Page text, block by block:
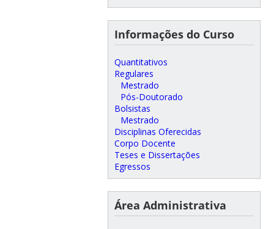
Informações do Curso
Quantitativos
Regulares
Mestrado
Pós-Doutorado
Bolsistas
Mestrado
Disciplinas Oferecidas
Corpo Docente
Teses e Dissertações
Egressos
Área Administrativa